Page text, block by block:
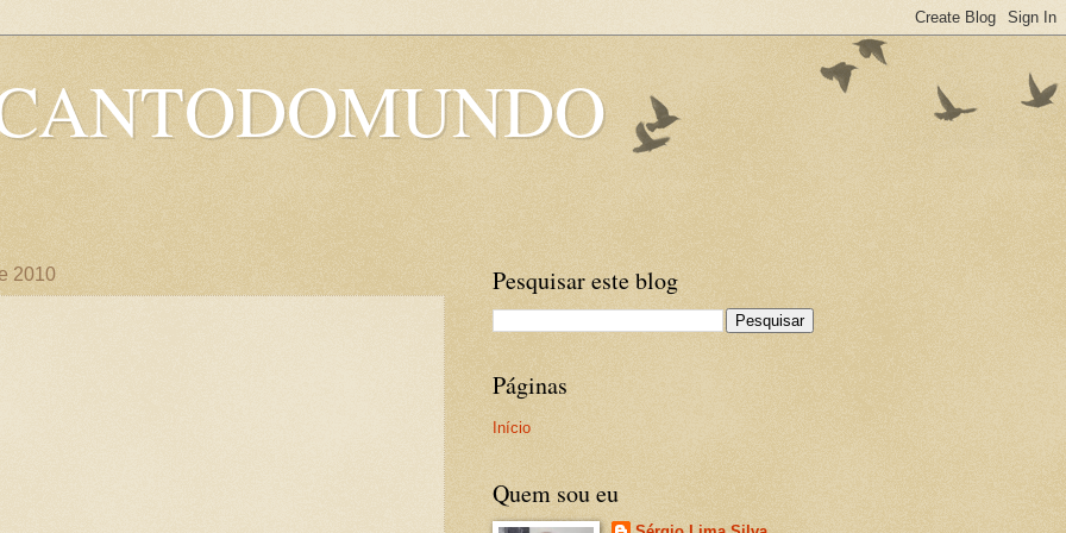
2010 Pesquisar este blog
Páginas
Início
Quem sou eu